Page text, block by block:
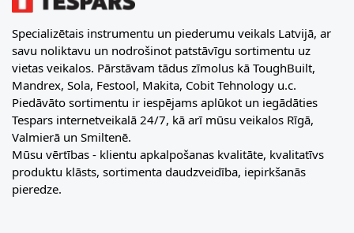
Specializētais instrumentu un piederumu veikals Latvijā, ar
savu noliktavu un nodrošinot patstāvīgu sortimentu uz
vietas veikalos. Pārstāvam tādus zīmolus kā ToughBuilt,
Mandrex, Sola, Festool, Makita, Cobit Tehnology u.c.
Piedāvāto sortimentu ir iespējams aplūkot un iegādāties
Tespars internetveikalā 24/7, kā arī mūsu veikalos Rīgā,
Valmierā un Smiltenē.
Mūsu vērtības - klientu apkalpošanas kvalitāte, kvalitatīvs
produktu klāsts, sortimenta daudzveidība, iepirkšanās
pieredze.